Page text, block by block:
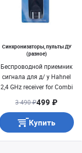
Синхронизаторы, пульты ДУ
(разное)
Беспроводной приемник
сигнала для д/ у Hahnel
2,4 GHz receiver for Combi
3 490 ₽499 ₽
Купить